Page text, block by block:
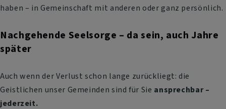
haben – in Gemeinschaft mit anderen oder ganz persönlich.
Nachgehende Seelsorge – da sein, auch Jahre
später
Auch wenn der Verlust schon lange zurückliegt: die
Geistlichen unser Gemeinden sind für Sie ansprechbar –
jederzeit.